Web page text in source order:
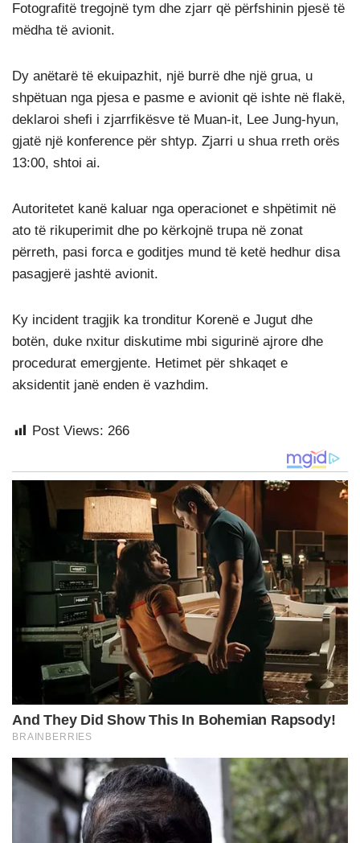
Fotografitë tregojnë tym dhe zjarr që përfshinin pjesë të
mëdha të avionit.
Dy anëtarë të ekuipazhit, një burrë dhe një grua, u
shpëtuan nga pjesa e pasme e avionit që ishte në flakë,
deklaroi shefi i zjarrfikësve të Muan-it, Lee Jung-hyun,
gjatë një konference për shtyp. Zjarri u shua rreth orës
13:00, shtoi ai.
Autoritetet kanë kaluar nga operacionet e shpëtimit në
ato të rikuperimit dhe po kërkojnë trupa në zonat
përreth, pasi forca e goditjes mund të ketë hedhur disa
pasagjerë jashtë avionit.
Ky incident tragjik ka tronditur Korenë e Jugut dhe
botën, duke nxitur diskutime mbi sigurinë ajrore dhe
procedurat emergjente. Hetimet për shkaqet e
aksidentit janë enden ë vazhdim.
Post Views: 266